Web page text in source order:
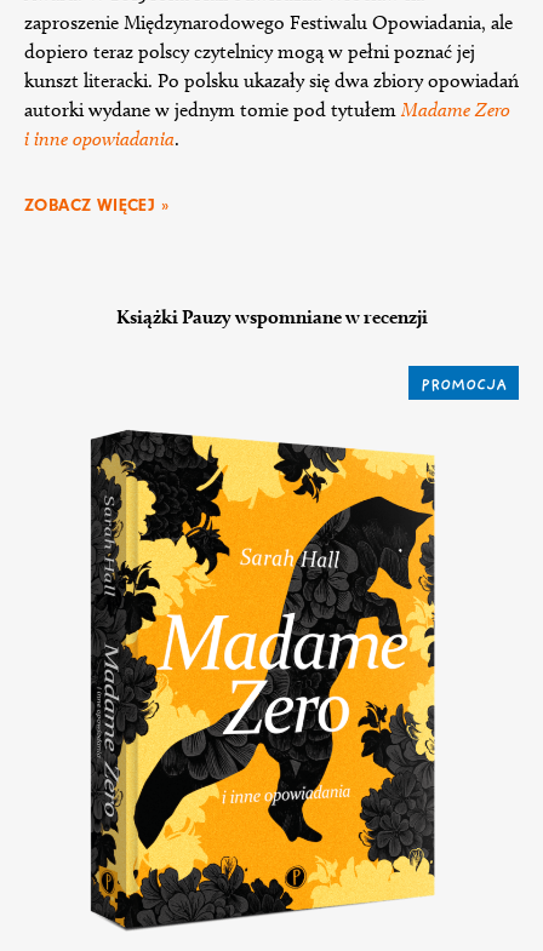
zaproszenie Międzynarodowego Festiwalu Opowiadania, ale
dopiero teraz polscy czytelnicy mogą w pełni poznać jej
kunszt literacki. Po polsku ukazały się dwa zbiory opowiadań
autorki wydane w jednym tomie pod tytułem Madame Zero
i inne opowiadania.
ZOBACZ WIĘCEJ »
Książki Pauzy wspomniane w recenzji
PROMOCJA